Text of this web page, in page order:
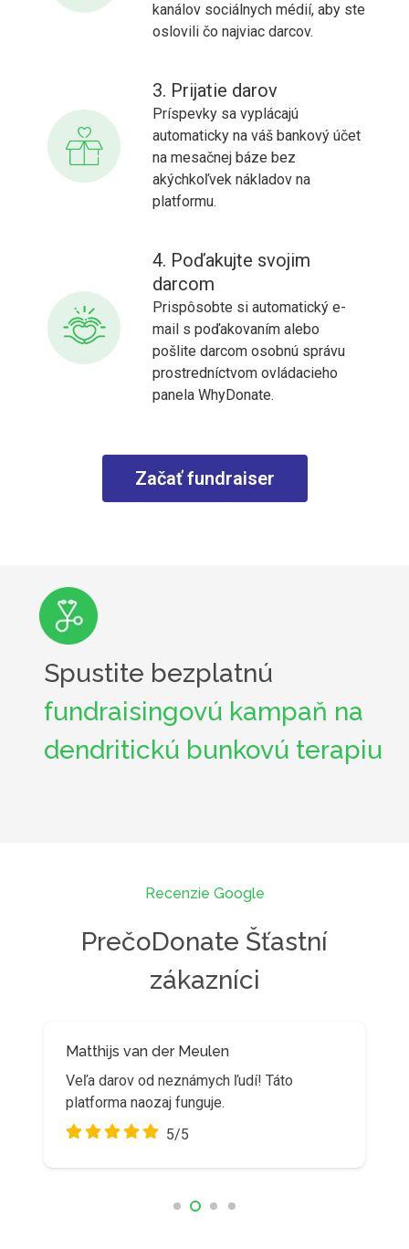
kanálov sociálnych médií, aby ste
oslovili čo najviac darcov.
3. Prijatie darov
Príspevky sa vyplácajú
automaticky na váš bankový účet
na mesačnej báze bez
akýchkoľvek nákladov na
platformu.
4. Poďakujte svojim
darcom
Prispôsobte si automatický e-
mail s poďakovaním alebo
pošlite darcom osobnú správu
prostredníctvom ovládacieho
panela WhyDonate.
Začať fundraiser
Spustite bezplatnú
fundraisingovú kampaň na
dendritickú bunkovú terapiu
Recenzie Google
PrečoDonate Šťastní
zákazníci
Matthijs van der Meulen
Veľa darov od neznámych ľudí! Táto
platforma naozaj funguje.
5/5